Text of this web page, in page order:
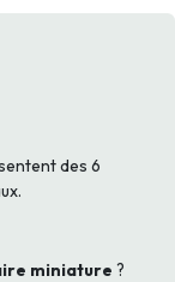
des 6
miniature ?